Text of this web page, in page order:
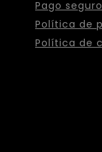
Pago seguro
Política de
Política de